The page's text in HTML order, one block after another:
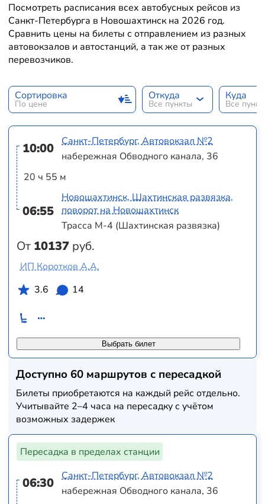
Посмотреть расписания всех автобусных рейсов из
Санкт-Петербурга в Новошахтинск на 2026 год.
Сравнить цены на билеты с отправлением из разных
автовокзалов и автостанций, а так же от разных
перевозчиков.
Сортировка
По цене
Откуда
Все пункты
Куда
Все
10:00
20 ч 55 м
06:55
От 10137 руб.
Санкт-Петербург, Автовокзал №2
набережная Обводного канала, 36
Новошахтинск, Шахтинская развязка,
поворот на Новошахтинск
Трасса М-4 (Шахтинская развязка)
Выбрать билет
ИП Коротков А.А.
3.6
14
Доступно 60 маршрутов с пересадкой
Билеты приобретаются на каждый рейс отдельно.
Учитывайте 2–4 часа на пересадку с учётом
возможных задержек
Пересадка в пределах станции
06:30
Санкт-Петербург, Автовокзал №2
набережная Обводного канала, 36